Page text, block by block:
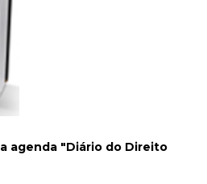
agenda "Diário do Direito